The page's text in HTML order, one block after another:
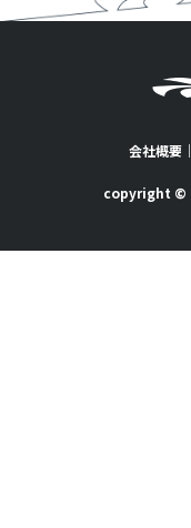
会社概要｜
copyright ©